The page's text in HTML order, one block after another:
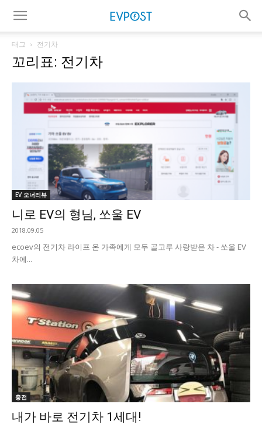
태그 전기차
꼬리표: 전기차
EV 오너리뷰
니로 EV의 형님, 쏘울 EV
2018.09.05
ecoev의 전기차 라이프 온 가족에게 모두 골고루 사랑받은 차 - 쏘울 EV
차에...
충전
내가 바로 전기차 1세대!